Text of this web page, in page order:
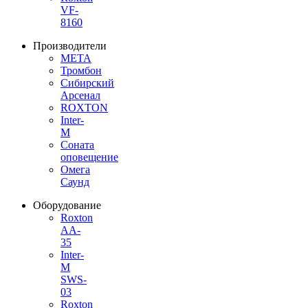
VF-
8160
Производители
МЕТА
Тромбон
Сибирский
Арсенал
ROXTON
Inter-
M
Соната
оповещение
Омега
Саунд
Оборудование
Roxton
AA-
35
Inter-
M
SWS-
03
Roxton